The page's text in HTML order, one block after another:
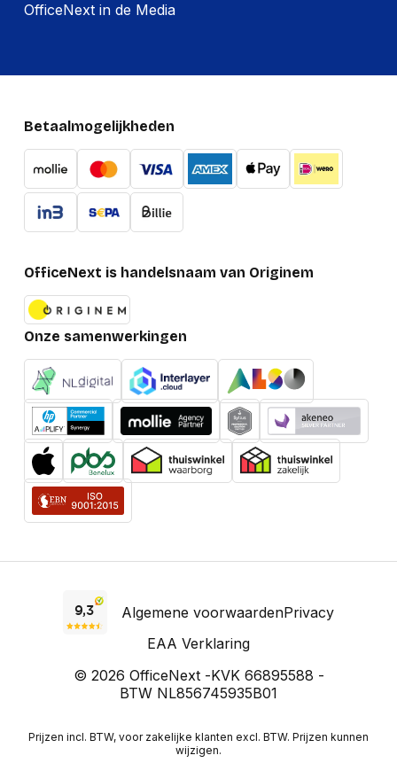
OfficeNext in de Media
Betaalmogelijkheden
OfficeNext is handelsnaam van Originem
Onze samenwerkingen
Algemene voorwaardenPrivacy
EAA Verklaring
© 2026 OfficeNext -KVK 66895588 -
BTW NL856745935B01
Prijzen incl. BTW, voor zakelijke klanten excl. BTW. Prijzen kunnen
wijzigen.